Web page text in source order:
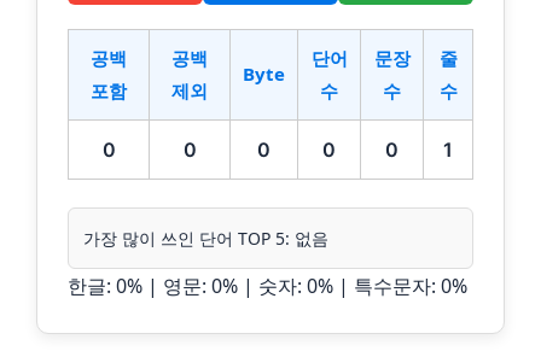
공백
포함
공백
제외
Byte
단어
수
문장
수
줄
수
0 0 0 0 0 1
가장 많이 쓰인 단어 TOP 5: 없음
한글: 0% | 영문: 0% | 숫자: 0% | 특수문자: 0%